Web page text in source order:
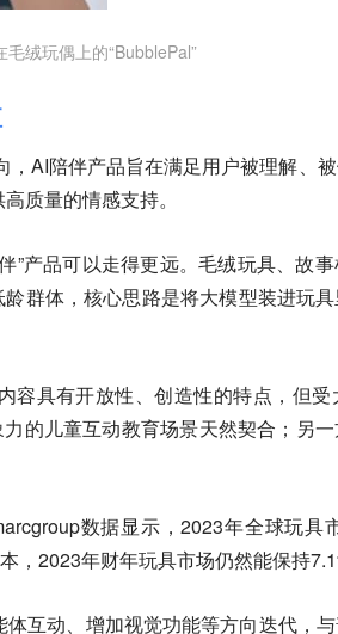
毛绒玩偶上的“BubblePal”
AI陪伴产品旨在满足用户被理解、
质量的情感支持。
”产品可以走得更远。毛绒玩具、故
群体，核心思路是将大模型装进玩
容具有开放性、创造性的特点，但
的儿童互动教育场景天然契合；另
数据显示，2023年全球玩具
，2023年财年玩具市场仍然能保持
互动、增加视觉功能等方向迭代，